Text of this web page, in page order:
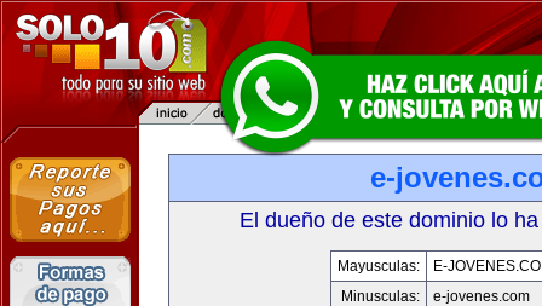
e-
El dueño de este dominio lo
Mayusculas:
E-
Minusculas:
e-jovenes.com